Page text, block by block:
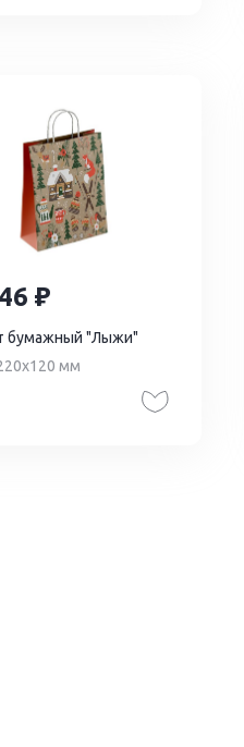
бумажный "Лыжи"
мм